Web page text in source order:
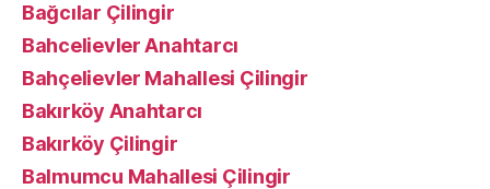
Bağcılar Çilingir
Bahcelievler Anahtarcı
Bahçelievler Mahallesi Çilingir
Bakırköy Anahtarcı
Bakırköy Çilingir
Balmumcu Mahallesi Çilingir